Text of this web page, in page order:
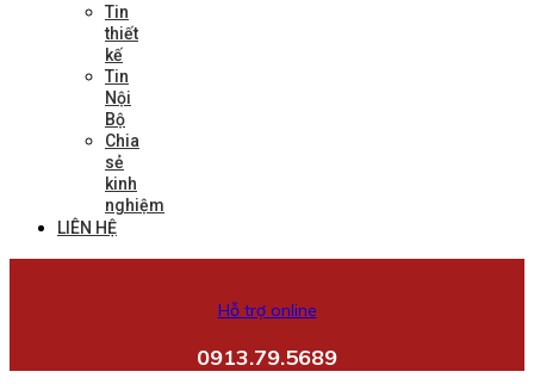
Tin
thiết
kế
Tin
Nội
Bộ
Chia
sẻ
kinh
nghiệm
LIÊN HỆ
Hỗ trợ online
0913.79.5689